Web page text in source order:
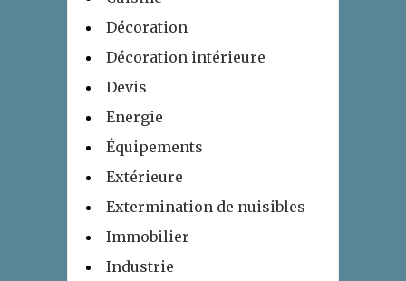
Décoration
Décoration intérieure
Devis
Energie
Équipements
Extérieure
Extermination de nuisibles
Immobilier
Industrie